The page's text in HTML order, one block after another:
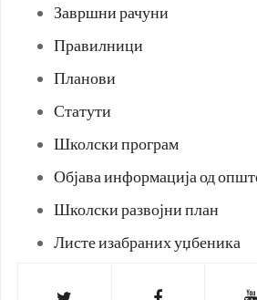
Завршни рачуни
Правилници
Планови
Статути
Школски програм
Објава информација од
Школски развојни план
Листе изабраних уџбеника